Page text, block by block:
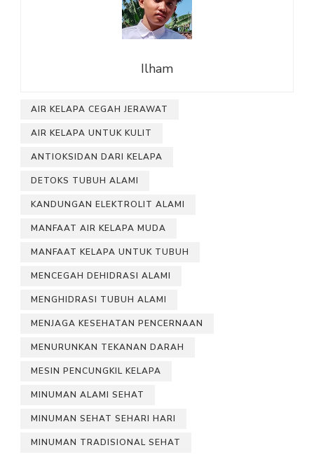
Ilham
AIR KELAPA CEGAH JERAWAT
AIR KELAPA UNTUK KULIT
ANTIOKSIDAN DARI KELAPA
DETOKS TUBUH ALAMI
KANDUNGAN ELEKTROLIT ALAMI
MANFAAT AIR KELAPA MUDA
MANFAAT KELAPA UNTUK TUBUH
MENCEGAH DEHIDRASI ALAMI
MENGHIDRASI TUBUH ALAMI
MENJAGA KESEHATAN PENCERNAAN
MENURUNKAN TEKANAN DARAH
MESIN PENCUNGKIL KELAPA
MINUMAN ALAMI SEHAT
MINUMAN SEHAT SEHARI HARI
MINUMAN TRADISIONAL SEHAT